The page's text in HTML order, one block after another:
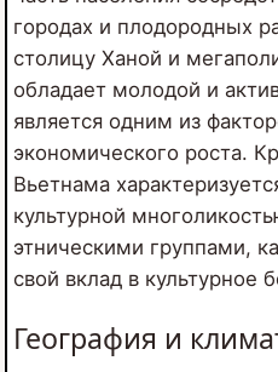
городах и плодородных
столицу Ханой и
обладает молодой и
является одним из
экономического роста.
Вьетнама
культурной
этническими группами,
свой вклад в культурное
География и